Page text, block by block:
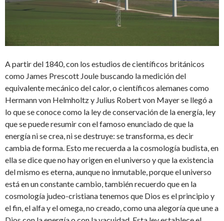
A partir del 1840, con los estudios de científicos británicos
como James Prescott Joule buscando la medición del
equivalente mecánico del calor, o científicos alemanes como
Hermann von Helmholtz y Julius Robert von Mayer se llegó a
lo que se conoce como la ley de conservación de la energía, ley
que se puede resumir con el famoso enunciado de que la
energía ni se crea, ni se destruye: se transforma, es decir
cambia de forma. Esto me recuerda a la cosmología budista, en
ella se dice que no hay origen en el universo y que la existencia
del mismo es eterna, aunque no inmutable, porque el universo
está en un constante cambio, también recuerdo que en la
cosmología judeo-cristiana tenemos que Dios es el principio y
el fin, el alfa y el omega, no creado, como una alegoría que une a